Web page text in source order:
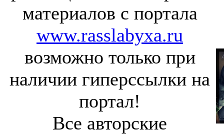
материалов с портала
www.rasslabyxa.ru
возможно только при
наличии гиперссылки на
портал!
Все авторские